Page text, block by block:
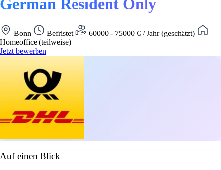
German Resident Only
Bonn Befristet
60000 - 75000 € / Jahr (geschätzt)
Homeoffice (teilweise)
Jetzt bewerben
Auf einen Blick